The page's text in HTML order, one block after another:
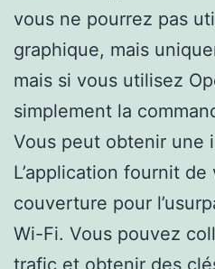
vous ne pourrez pas
graphique, mais
mais si vous utilisez
simplement la
Vous peut obtenir une
L’application fournit
couverture pour
Wi-Fi. Vous pouvez
trafic et obtenir des